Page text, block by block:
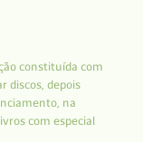
constituída com
discos, depois
na
com especial